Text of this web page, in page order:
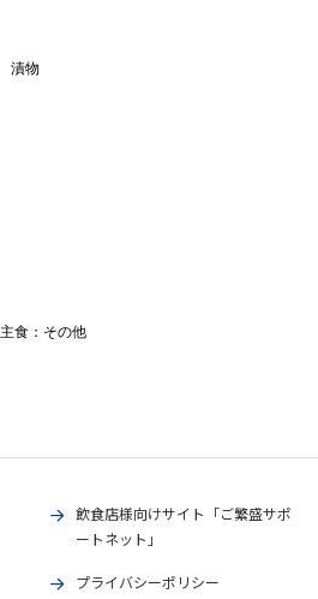
漬物
主食：その他
飲食店様向けサイト「ご繁盛サポ
ートネット」
プライバシーポリシー